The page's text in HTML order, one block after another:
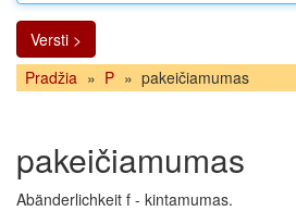
Versti >
Pradžia » P » pakeičiamumas
pakeičiamumas
Abänderlichkeit f - kintamumas.